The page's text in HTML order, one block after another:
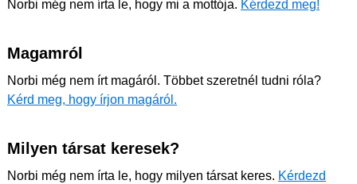
Norbi még nem írta le, hogy mi a mottója. Kérdezd meg!
Magamról
Norbi még nem írt magáról. Többet szeretnél tudni róla?
Kérd meg, hogy írjon magáról.
Milyen társat keresek?
Norbi még nem írta le, hogy milyen társat keres. Kérdezd